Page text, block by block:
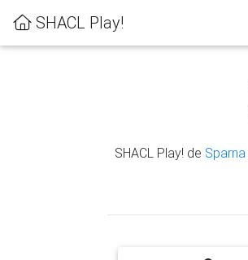
SHACL Play!
SHACL Play! de Sparna